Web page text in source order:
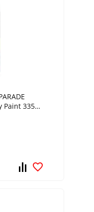
Paint 335